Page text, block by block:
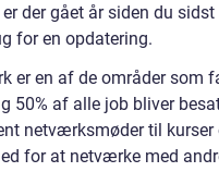
der gået år siden du
for en opdatering.
er en af de områder som
50% af alle job bliver
netværksmøder til kurser
for at netværke med